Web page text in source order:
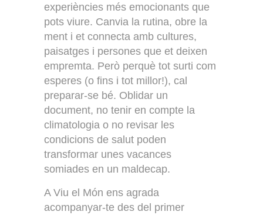
experiències més emocionants que
pots viure. Canvia la rutina, obre la
ment i et connecta amb cultures,
paisatges i persones que et deixen
empremta. Però perquè tot surti com
esperes (o fins i tot millor!), cal
preparar-se bé. Oblidar un
document, no tenir en compte la
climatologia o no revisar les
condicions de salut poden
transformar unes vacances
somiades en un maldecap.
A Viu el Món ens agrada
acompanyar-te des del primer